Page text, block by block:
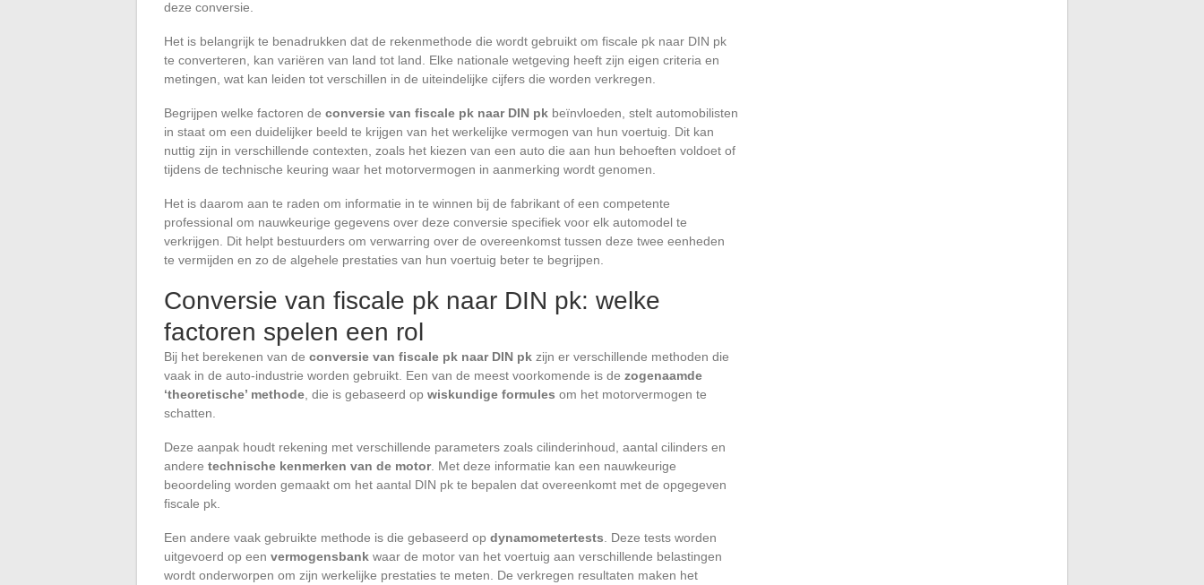
deze conversie.
Het is belangrijk te benadrukken dat de rekenmethode die wordt gebruikt om fiscale pk naar DIN pk
te converteren, kan variëren van land tot land. Elke nationale wetgeving heeft zijn eigen criteria en
metingen, wat kan leiden tot verschillen in de uiteindelijke cijfers die worden verkregen.
Begrijpen welke factoren de conversie van fiscale pk naar DIN pk beïnvloeden, stelt automobilisten
in staat om een duidelijker beeld te krijgen van het werkelijke vermogen van hun voertuig. Dit kan
nuttig zijn in verschillende contexten, zoals het kiezen van een auto die aan hun behoeften voldoet of
tijdens de technische keuring waar het motorvermogen in aanmerking wordt genomen.
Het is daarom aan te raden om informatie in te winnen bij de fabrikant of een competente
professional om nauwkeurige gegevens over deze conversie specifiek voor elk automodel te
verkrijgen. Dit helpt bestuurders om verwarring over de overeenkomst tussen deze twee eenheden
te vermijden en zo de algehele prestaties van hun voertuig beter te begrijpen.
Conversie van fiscale pk naar DIN pk: welke
factoren spelen een rol
Bij het berekenen van de conversie van fiscale pk naar DIN pk zijn er verschillende methoden die
vaak in de auto-industrie worden gebruikt. Een van de meest voorkomende is de zogenaamde
‘theoretische’ methode , die is gebaseerd op wiskundige formules om het motorvermogen te
schatten.
Deze aanpak houdt rekening met verschillende parameters zoals cilinderinhoud, aantal cilinders en
andere technische kenmerken van de motor. Met deze informatie kan een nauwkeurige
beoordeling worden gemaakt om het aantal DIN pk te bepalen dat overeenkomt met de opgegeven
fiscale pk.
Een andere vaak gebruikte methode is die gebaseerd op dynamometertests . Deze tests worden
uitgevoerd op een vermogensbank waar de motor van het voertuig aan verschillende belastingen
wordt onderworpen om zijn werkelijke prestaties te meten. De verkregen resultaten maken het